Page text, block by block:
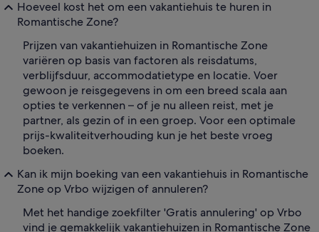
Hoeveel kost het om een vakantiehuis te huren in
Romantische Zone?
Prijzen van vakantiehuizen in Romantische Zone
variëren op basis van factoren als reisdatums,
verblijfsduur, accommodatietype en locatie. Voer
gewoon je reisgegevens in om een breed scala aan
opties te verkennen – of je nu alleen reist, met je
partner, als gezin of in een groep. Voor een optimale
prijs-kwaliteitverhouding kun je het beste vroeg
boeken.
Kan ik mijn boeking van een vakantiehuis in Romantische
Zone op Vrbo wijzigen of annuleren?
Met het handige zoekfilter 'Gratis annulering' op Vrbo
vind je gemakkelijk vakantiehuizen in Romantische Zone